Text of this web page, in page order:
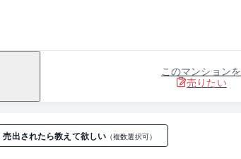
このマンションを
売りたい
売出されたら教えて欲しい （複数選択可）